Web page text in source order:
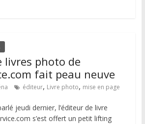
livres photo de
fait peau neuve
éditeur, Livre photo, mise en page
jeudi dernier, l’éditeur de livre
s’est offert un petit lifting